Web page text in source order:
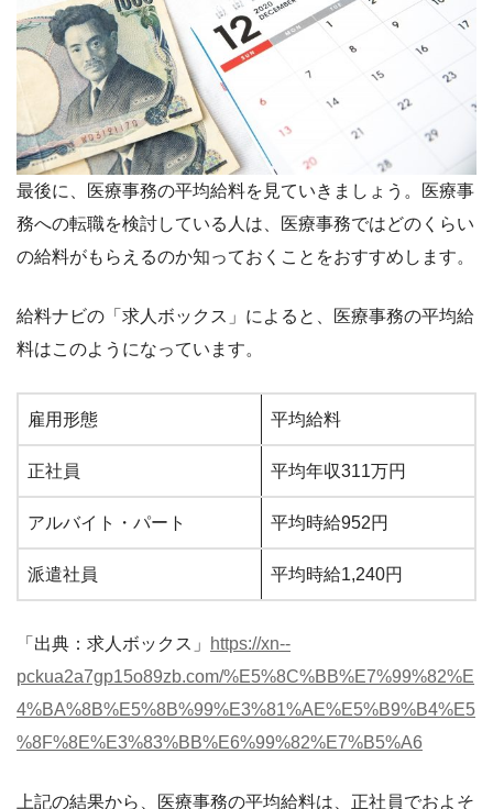
最後に、医療事務の平均給料を見ていきましょう。医療事
務への転職を検討している人は、医療事務ではどのくらい
の給料がもらえるのか知っておくことをおすすめします。
給料ナビの「求人ボックス」によると、医療事務の平均給
料はこのようになっています。
雇用形態 平均給料
正社員 平均年収311万円
アルバイト・パート 平均時給952円
派遣社員 平均時給1,240円
「出典：求人ボックス」
https://xn--
pckua2a7gp15o89zb.com/%E5%8C%BB%E7%99%82%E
4%BA%8B%E5%8B%99%E3%81%AE%E5%B9%B4%E5
%8F%8E%E3%83%BB%E6%99%82%E7%B5%A6
上記の結果から、医療事務の平均給料は、正社員でおよそ